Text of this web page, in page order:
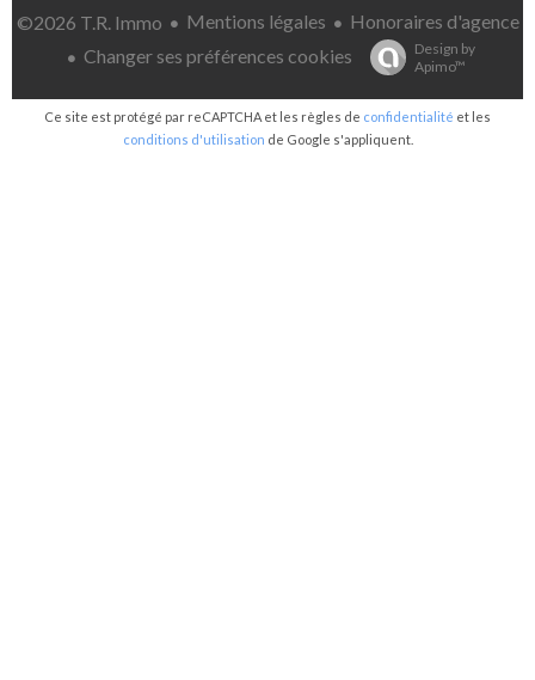
©2026 T.R. Immo Mentions légales
Honoraires d'agence
Changer ses préférences cookies
Design by
Apimo™
Ce site est protégé par reCAPTCHA et les règles de confidentialité et les
conditions d'utilisation de Google s'appliquent.